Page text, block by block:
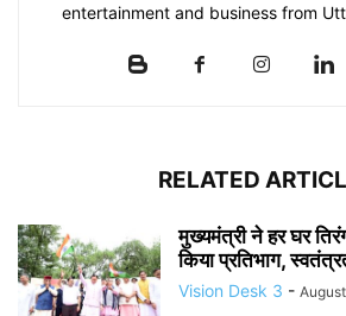
entertainment and business from
RELATED
मुख्यमंत्री ने हर घर
किया प्रतिभाग,
Vision Desk 3 -